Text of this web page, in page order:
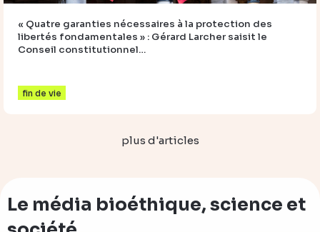
« Quatre garanties nécessaires à la protection des
libertés fondamentales » : Gérard Larcher saisit le
Conseil constitutionnel…
fin de vie
plus d'articles
Le média bioéthique, science et